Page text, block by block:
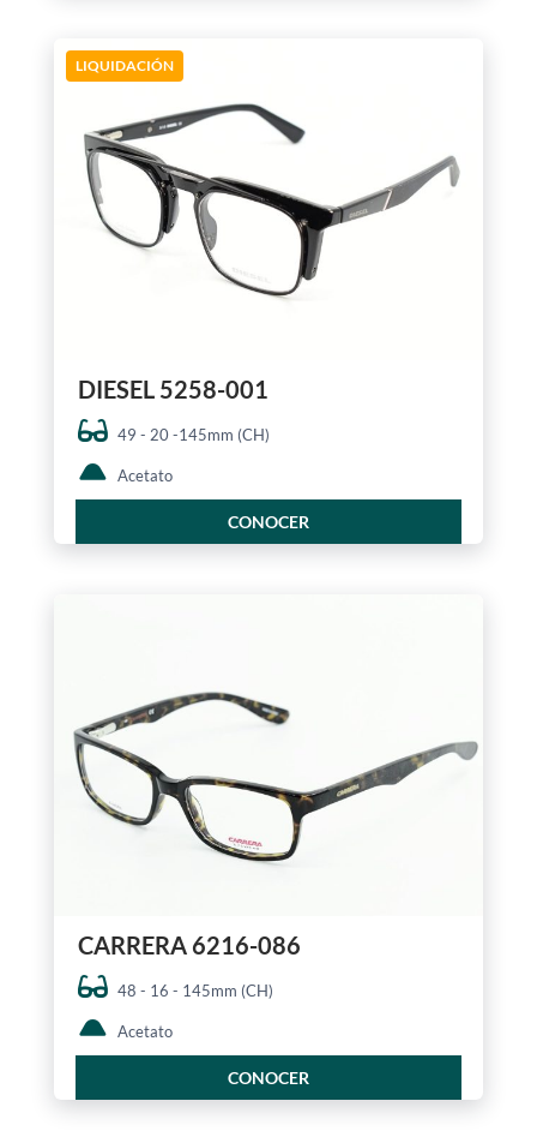
LIQUIDACIÓN
DIESEL 5258-001
49 - 20 -145mm (CH)
Acetato
CONOCER
CARRERA 6216-086
48 - 16 - 145mm (CH)
Acetato
CONOCER